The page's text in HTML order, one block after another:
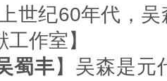
世纪60年代，
作室】
蜀丰】吴森是元